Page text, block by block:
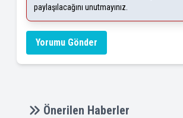
paylaşılacağını unutmayınız.
Yorumu Gönder
Önerilen Haberler